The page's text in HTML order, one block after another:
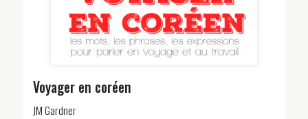
Voyager en coréen
JM Gardner